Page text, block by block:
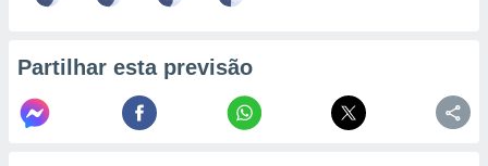
1199
Partilhar esta previsão